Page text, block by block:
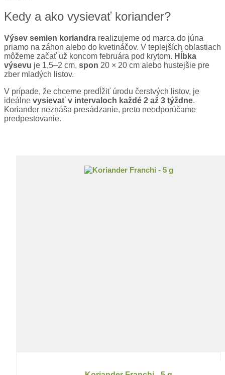
Kedy a ako vysievať koriander?
Výsev semien koriandra realizujeme od marca do júna
priamo na záhon alebo do kvetináčov. V teplejších oblastiach
môžeme začať už koncom februára pod krytom. Hĺbka
výsevu je 1,5–2 cm, spon 20 × 20 cm alebo hustejšie pre
zber mladých listov.
V prípade, že chceme predĺžiť úrodu čerstvých listov, je
ideálne vysievať v intervaloch každé 2 až 3 týždne.
Koriander neznáša presádzanie, preto neodporúčame
predpestovanie.